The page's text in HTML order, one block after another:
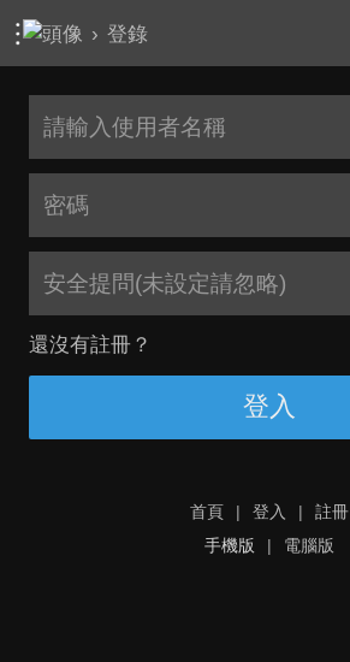
› 登錄
安全提問(未設定請忽略)
還沒有註冊？
登入
首頁 | 登入 |
註冊
手機版
| 電腦版